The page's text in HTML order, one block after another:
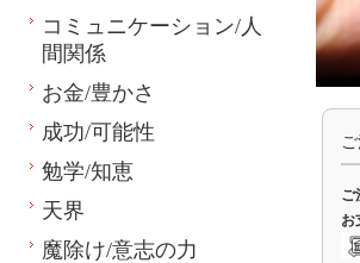
ご
お
コミュニケーション/人
間関係
お金/豊かさ
成功/可能性
勉学/知恵
天界
魔除け/意志の力